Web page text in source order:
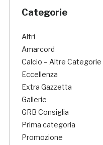
Categorie
Altri
Amarcord
Calcio – Altre Categorie
Eccellenza
Extra Gazzetta
Gallerie
GRB Consiglia
Prima categoria
Promozione